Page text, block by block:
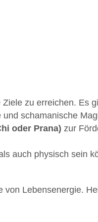
Ziele zu erreichen. Es
schamanische
oder Prana) zur
auch physisch sein
Lebensenergie.